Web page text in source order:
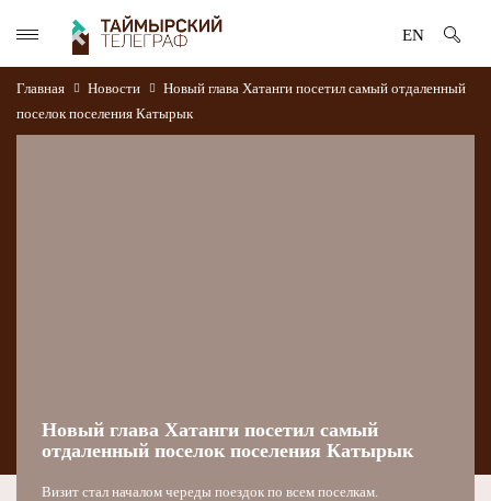
EN
Главная Новости
Новый глава Хатанги посетил самый отдаленный
поселок поселения Катырык
Новый глава Хатанги посетил самый
отдаленный поселок поселения Катырык
Визит стал началом череды поездок по всем поселкам.